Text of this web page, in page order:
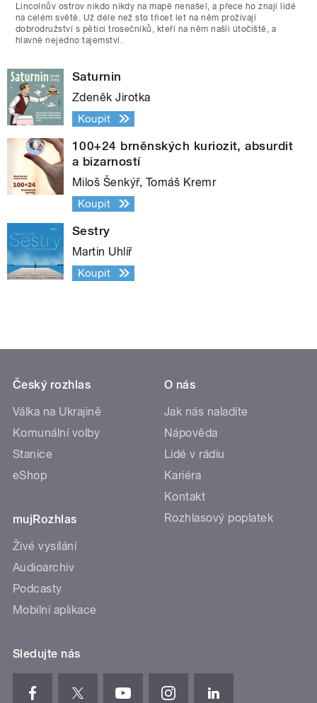
Lincolnův ostrov nikdo nikdy na mapě nenašel, a přece ho znají lidé
na celém světě. Už déle než sto třicet let na něm prožívají
dobrodružství s pěticí trosečníků, kteří na něm našli útočiště, a
hlavně nejedno tajemství.
Saturnin
Zdeněk Jirotka
Koupit
100+24 brněnských kuriozit, absurdit
a bizarností
Miloš Šenkýř, Tomáš Kremr
Koupit
Sestry
Martin Uhlíř
Koupit
Český rozhlas
Válka na Ukrajině
Komunální volby
Stanice
eShop
mujRozhlas
Živé vysílání
Audioarchiv
Podcasty
Mobilní aplikace
O nás
Jak nás naladíte
Nápověda
Lidé v rádiu
Kariéra
Kontakt
Rozhlasový poplatek
Sledujte nás